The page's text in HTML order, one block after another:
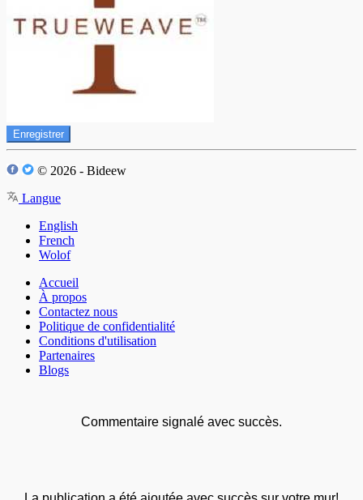
Enregistrer
© 2026 - Bideew
Langue
English
French
Wolof
Accueil
À propos
Contactez nous
Politique de confidentialité
Conditions d'utilisation
Partenaires
Blogs
Commentaire signalé avec succès.